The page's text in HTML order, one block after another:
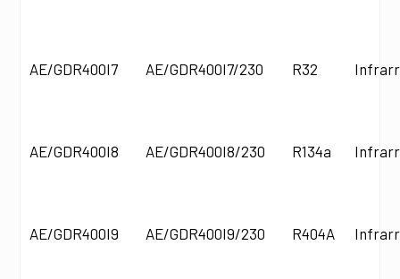
AE/GDR400I7 AE/GDR400I7/230 R32
AE/GDR400I8 AE/GDR400I8/230 R134a
AE/GDR400I9 AE/GDR400I9/230 R404A